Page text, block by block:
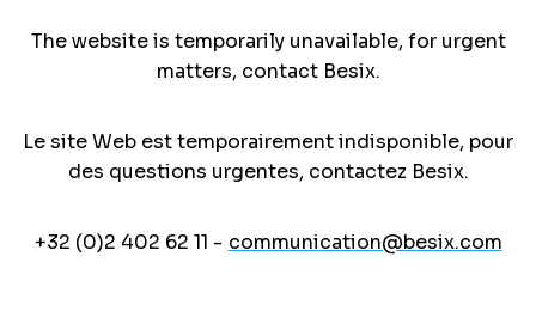
The website is temporarily unavailable, for urgent
matters, contact Besix.
Le site Web est temporairement indisponible, pour
des questions urgentes, contactez Besix.
+32 (0)2 402 62 11 - communication@besix.com